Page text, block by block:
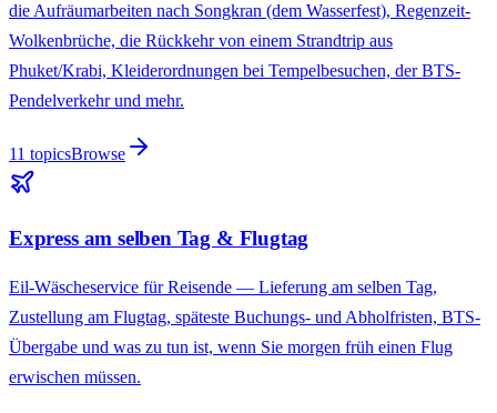
die Aufräumarbeiten nach Songkran (dem Wasserfest), Regenzeit-
Wolkenbrüche, die Rückkehr von einem Strandtrip aus
Phuket/Krabi, Kleiderordnungen bei Tempelbesuchen, der BTS-
Pendelverkehr und mehr.
11 topicsBrowse
Express am selben Tag & Flugtag
Eil-Wäscheservice für Reisende — Lieferung am selben Tag,
Zustellung am Flugtag, späteste Buchungs- und Abholfristen, BTS-
Übergabe und was zu tun ist, wenn Sie morgen früh einen Flug
erwischen müssen.